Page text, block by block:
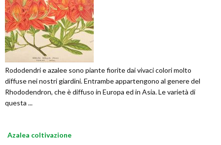
Rododendri e azalee sono piante fiorite dai vivaci colori molto
diffuse nei nostri giardini. Entrambe appartengono al genere del
Rhododendron, che è diffuso in Europa ed in Asia. Le varietà di
questa ...
Azalea coltivazione